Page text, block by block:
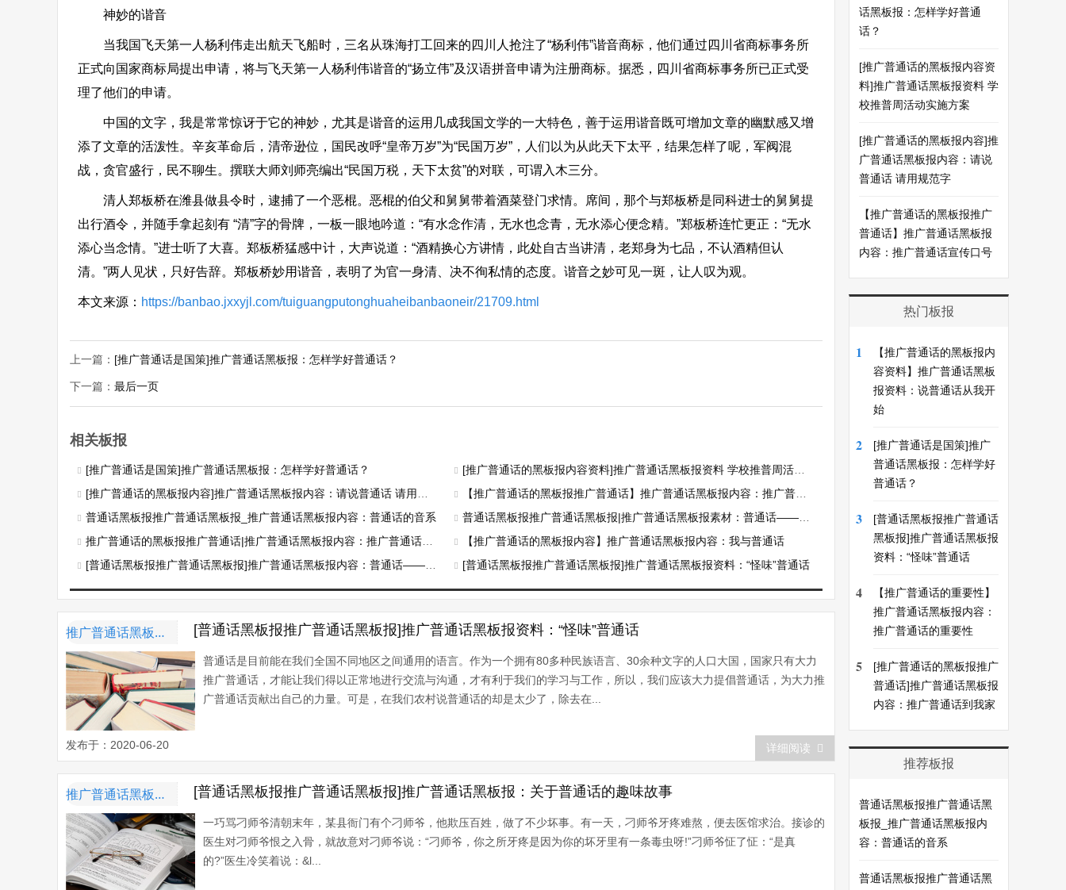
神妙的谐音
当我国飞天第一人杨利伟走出航天飞船时，三名从珠海打工回来的四川人抢注了“杨利伟”谐音商标，他们通过四川省商标事务所
正式向国家商标局提出申请，将与飞天第一人杨利伟谐音的“扬立伟”及汉语拼音申请为注册商标。据悉，四川省商标事务所已正式受
理了他们的申请。
中国的文字，我是常常惊讶于它的神妙，尤其是谐音的运用几成我国文学的一大特色，善于运用谐音既可增加文章的幽默感又增
添了文章的活泼性。辛亥革命后，清帝逊位，国民改呼“皇帝万岁”为“民国万岁”，人们以为从此天下太平，结果怎样了呢，军阀混
战，贪官盛行，民不聊生。撰联大师刘师亮编出“民国万税，天下太贫”的对联，可谓入木三分。
清人郑板桥在潍县做县令时，逮捕了一个恶棍。恶棍的伯父和舅舅带着酒菜登门求情。席间，那个与郑板桥是同科进士的舅舅提
出行酒令，并随手拿起刻有 “清”字的骨牌，一板一眼地吟道：“有水念作清，无水也念青，无水添心便念精。”郑板桥连忙更正：“无水
添心当念情。”进士听了大喜。郑板桥猛感中计，大声说道：“酒精换心方讲情，此处自古当讲清，老郑身为七品，不认酒精但认
清。”两人见状，只好告辞。郑板桥妙用谐音，表明了为官一身清、决不徇私情的态度。谐音之妙可见一斑，让人叹为观。
本文来源： https://banbao.jxxyjl.com/tuiguangputonghuaheibanbaoneir/21709.html
上一篇： [推广普通话是国策]推广普通话黑板报：怎样学好普通话？
下一篇： 最后一页
相关板报
[推广普通话是国策]推广普通话黑板报：怎样学好普通话？
[推广普通话的黑板报内容资料]推广普通话黑板报资料 学校推普周活动实施方案
[推广普通话的黑板报内容]推广普通话黑板报内容：请说普通话 请用规范字
【推广普通话的黑板报推广普通话】推广普通话黑板报内容：推广普通话宣传口号
普通话黑板报推广普通话黑板报_推广普通话黑板报内容：普通话的音系
普通话黑板报推广普通话黑板报|推广普通话黑板报素材：普通话——交流的工具
推广普通话的黑板报推广普通话|推广普通话黑板报内容：推广普通话的法律依据
【推广普通话的黑板报内容】推广普通话黑板报内容：我与普通话
[普通话黑板报推广普通话黑板报]推广普通话黑板报内容：普通话——我心中的最美
[普通话黑板报推广普通话黑板报]推广普通话黑板报资料：“怪味”普通话
推广普通话黑板报内容资料 [普通话黑板报推广普通话黑板报]推广普通话黑板报资料：“怪味”普通话
普通话是目前能在我们全国不同地区之间通用的语言。作为一个拥有80多种民族语言、30余种文字的人口大国，国家只有大力
推广普通话，才能让我们得以正常地进行交流与沟通，才有利于我们的学习与工作，所以，我们应该大力提倡普通话，为大力推
广普通话贡献出自己的力量。可是，在我们农村说普通话的却是太少了，除去在...
发布于：2020-06-20 详细阅读
推广普通话黑板报内容资料 [普通话黑板报推广普通话黑板报]推广普通话黑板报：关于普通话的趣味故事
一巧骂刁师爷清朝末年，某县衙门有个刁师爷，他欺压百姓，做了不少坏事。有一天，刁师爷牙疼难熬，便去医馆求治。接诊的
医生对刁师爷恨之入骨，就故意对刁师爷说：“刁师爷，你之所牙疼是因为你的坏牙里有一条毒虫呀!”刁师爷怔了怔：“是真
的?”医生冷笑着说：&l...
话黑板报：怎样学好普通
话？
[推广普通话的黑板报内容资
料]推广普通话黑板报资料 学
校推普周活动实施方案
[推广普通话的黑板报内容]推
广普通话黑板报内容：请说
普通话 请用规范字
【推广普通话的黑板报推广
普通话】推广普通话黑板报
内容：推广普通话宣传口号
热门板报
1
【推广普通话的黑板报内
容资料】推广普通话黑板
报资料：说普通话从我开
始
2
[推广普通话是国策]推广
普通话黑板报：怎样学好
普通话？
3
[普通话黑板报推广普通话
黑板报]推广普通话黑板报
资料：“怪味”普通话
4
【推广普通话的重要性】
推广普通话黑板报内容：
推广普通话的重要性
5
[推广普通话的黑板报推广
普通话]推广普通话黑板报
内容：推广普通话到我家
推荐板报
普通话黑板报推广普通话黑
板报_推广普通话黑板报内
容：普通话的音系
普通话黑板报推广普通话黑